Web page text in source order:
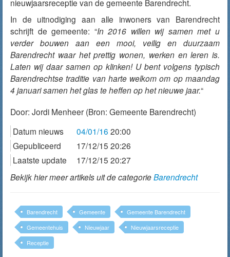
nieuwjaarsreceptie van de gemeente Barendrecht.
In de uitnodiging aan alle inwoners van Barendrecht
schrijft de gemeente: “In 2016 willen wij samen met u
verder bouwen aan een mooi, veilig en duurzaam
Barendrecht waar het prettig wonen, werken en leren is.
Laten wij daar samen op klinken! U bent volgens typisch
Barendrechtse traditie van harte welkom om op maandag
4 januari samen het glas te heffen op het nieuwe jaar.“
Door: Jordi Menheer (Bron: Gemeente Barendrecht)
Datum nieuws
04/01/16 20:00
Gepubliceerd
17/12/15 20:26
Laatste update
17/12/15 20:27
Bekijk hier meer artikels uit de categorieBarendrecht
Barendrecht Gemeente
Gemeente Barendrecht
Gemeentehuis
Nieuwjaar
Nieuwjaarsreceptie
Receptie